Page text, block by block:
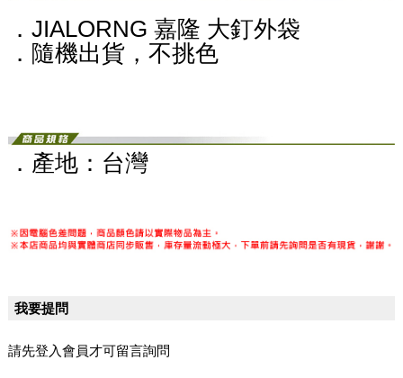
．JIALORNG 嘉隆 大釘外袋
．隨機出貨，不挑色
．產地：台灣
我要提問
請先登入會員才可留言詢問